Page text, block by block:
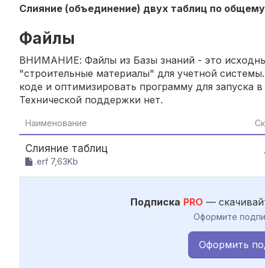
Слияние (объединение) двух таблиц по
Файлы
ВНИМАНИЕ: Файлы из Базы знаний - это
"строительные материалы" для учетной
коде и оптимизировать программу для запуска
Технической поддержки нет.
Наименование
Слияние таблиц
.erf 7,63Kb
Подписка PRO —
Оформите
Оформить